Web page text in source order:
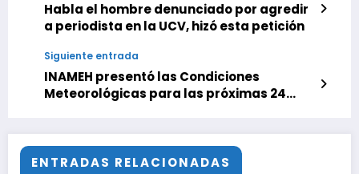
Habla el hombre denunciado por agredir
a periodista en la UCV, hizó esta petición
Siguiente entrada
INAMEH presentó las Condiciones
Meteorológicas para las próximas 24
ENTRADAS RELACIONADAS